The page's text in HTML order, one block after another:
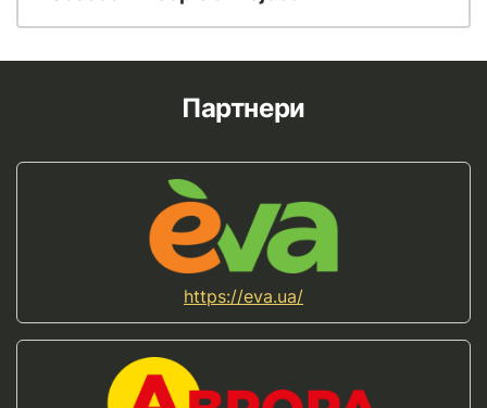
Партнери
https://eva.ua/